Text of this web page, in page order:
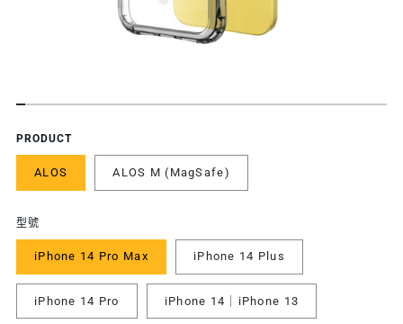
功
能
特
色
PRODUCT
ALOS ALOS M (MagSafe)
型號
iPhone 14 Pro Max iPhone 14 Plus
iPhone 14 Pro iPhone 14｜iPhone 13